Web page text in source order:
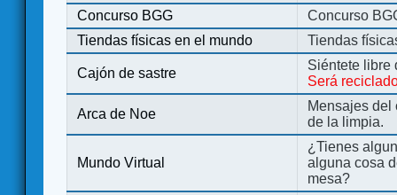
Concurso BGG
Concurso
Tiendas físicas en el mundo
Tiendas
Cajón de sastre
Siéntete libre
Será
Arca de Noe
Mensajes del
de la limpia.
Mundo Virtual
¿Tienes
alguna cosa
mesa?